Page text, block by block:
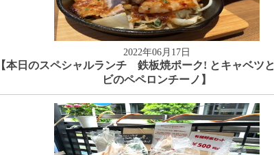
2022年06月17日
【本日のスペシャルランチ 鉄板焼ポーク! とキャベツ
ビのペペロンチーノ】